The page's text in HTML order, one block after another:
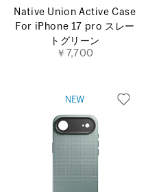
Native Union Active Case
For iPhone 17 pro スレー
トグリーン
￥7,700